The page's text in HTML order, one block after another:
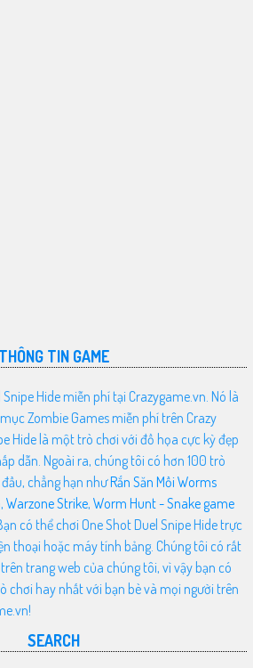
THÔNG TIN GAME
Hide miễn phí tại Crazygame.vn. Nó là
Zombie Games miễn phí trên Crazy
Hide là một trò chơi với đồ họa cực kỳ đẹp
dẫn. Ngoài ra, chúng tôi có hơn 100 trò
chẳng hạn nhưRắn Săn Mồi Worms
, Warzone Strike, Worm Hunt - Snake game
có thể chơi One Shot Duel Snipe Hide trực
thoại hoặc máy tính bảng. Chúng tôi có rất
trang web của chúng tôi, vì vậy bạn có
chơi hay nhất với bạn bè và mọi người trên
SEARCH